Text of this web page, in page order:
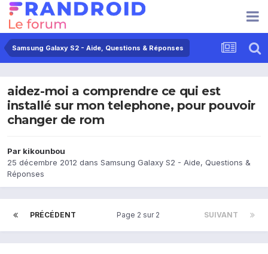
Samsung Galaxy S2 - Aide, Questions & Réponses
aidez-moi a comprendre ce qui est
installé sur mon telephone, pour pouvoir
changer de rom
Par kikounbou
25 décembre 2012 dans Samsung Galaxy S2 - Aide, Questions &
Réponses
PRÉCÉDENT SUIVANT
Page 2 sur 2